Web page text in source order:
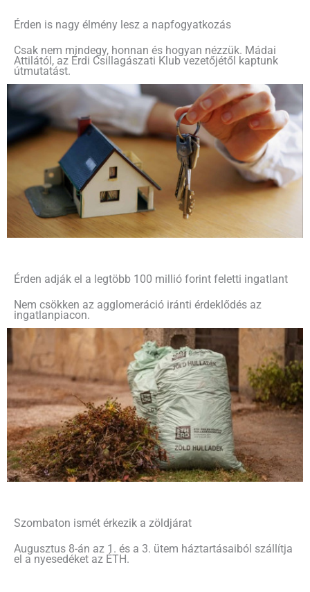
Érden is nagy élmény lesz a napfogyatkozás
Csak nem mindegy, honnan és hogyan nézzük. Mádai
Attilától, az Érdi Csillagászati Klub vezetőjétől kaptunk
útmutatást.
Érden adják el a legtöbb 100 millió forint feletti ingatlant
Nem csökken az agglomeráció iránti érdeklődés az
ingatlanpiacon.
Szombaton ismét érkezik a zöldjárat
Augusztus 8-án az 1. és a 3. ütem háztartásaiból szállítja
el a nyesedéket az ÉTH.